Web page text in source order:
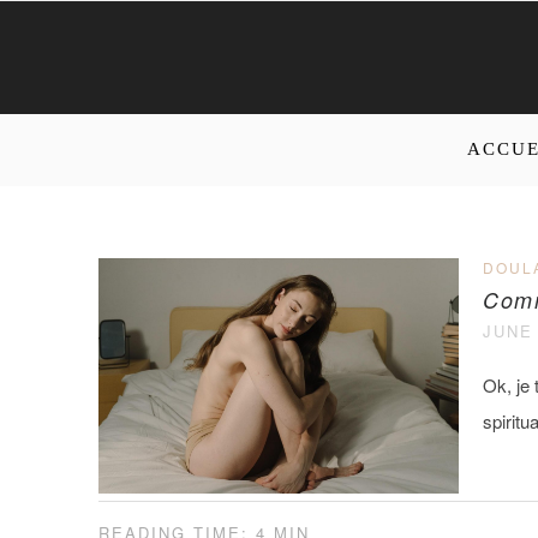
Ok, je
READING TIME: 4 MIN